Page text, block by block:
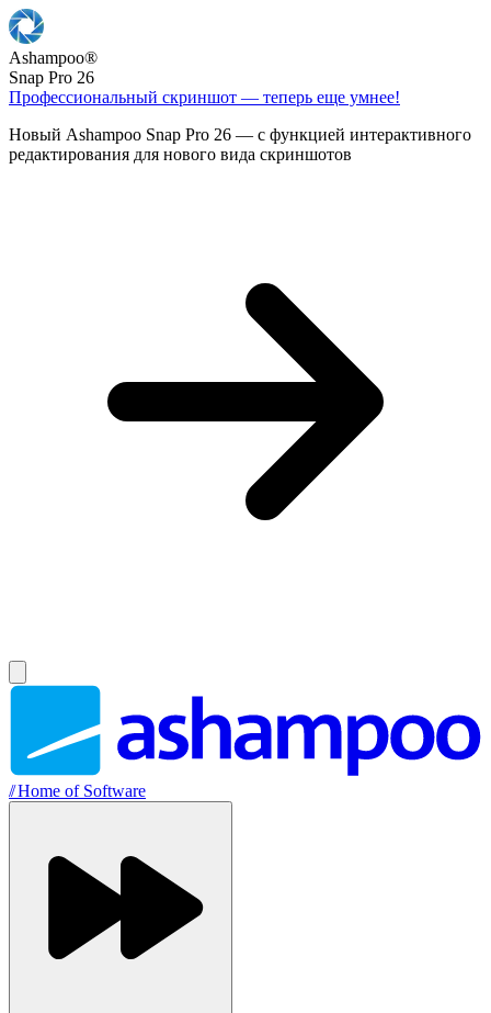
Ashampoo®
Snap Pro 26
Профессиональный скриншот — теперь еще умнее!
Новый Ashampoo Snap Pro 26 — с функцией интерактивного
редактирования для нового вида скриншотов
//Home of Software